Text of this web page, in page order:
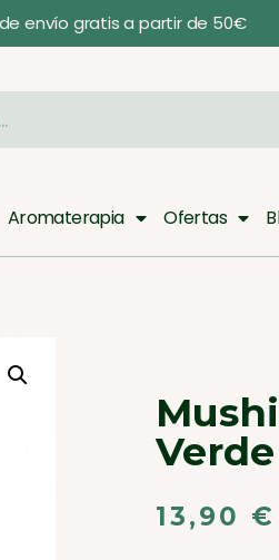
envío gratis a partir de 50€
Aromaterapia Ofertas
13,90 €